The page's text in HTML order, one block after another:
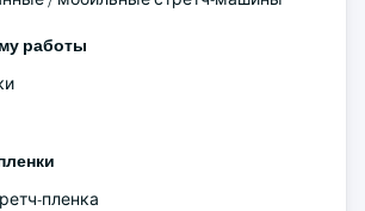
работы
пленка